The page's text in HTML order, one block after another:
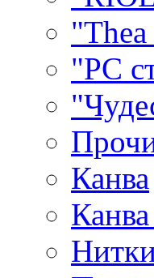
"РС
Канва